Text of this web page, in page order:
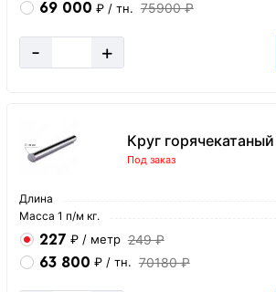
69 000 ₽ / тн. 75900 ₽
- +
Круг
Под заказ
Длина
Масса 1 п/м кг.
227 ₽ / метр 249 ₽
63 800 ₽ / тн. 70180 ₽